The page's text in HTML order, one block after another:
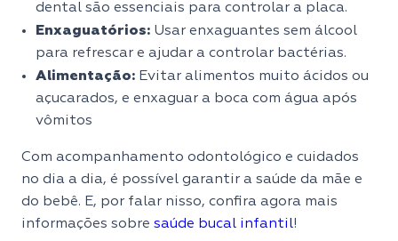
dental são essenciais para controlar a placa.
Enxaguatórios: Usar enxaguantes sem álcool
para refrescar e ajudar a controlar bactérias.
Alimentação: Evitar alimentos muito ácidos ou
açucarados, e enxaguar a boca com água após
vômitos
Com acompanhamento odontológico e cuidados
no dia a dia, é possível garantir a saúde da mãe e
do bebê. E, por falar nisso, confira agora mais
informações sobre saúde bucal infantil!